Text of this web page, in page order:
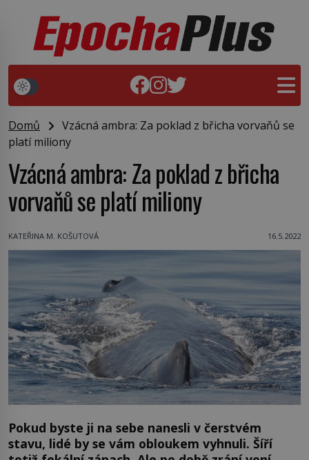
Domů
Vzácná ambra: Za poklad z břicha vorvaňů se
platí miliony
Vzácná ambra: Za poklad z břicha
vorvaňů se platí miliony
KATEŘINA M. KOŠUTOVÁ 16.5.2022
Pokud byste ji na sebe nanesli v čerstvém
stavu, lidé by se vám obloukem vyhnuli. Šíří